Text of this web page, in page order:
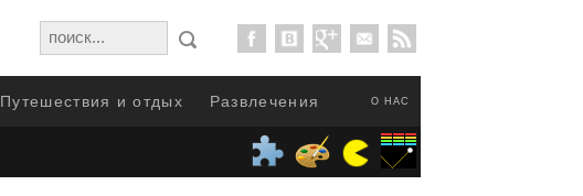
О НАС
Путешествия и отдых Развлечения